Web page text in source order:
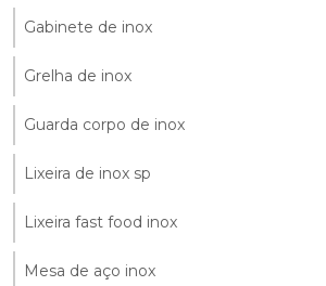
Gabinete de inox
Grelha de inox
Guarda corpo de inox
Lixeira de inox sp
Lixeira fast food inox
Mesa de aço inox